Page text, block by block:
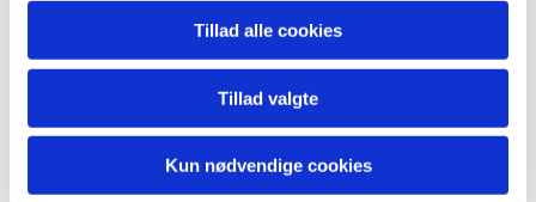
Tillad alle cookies
Tillad valgte
Kun nødvendige cookies